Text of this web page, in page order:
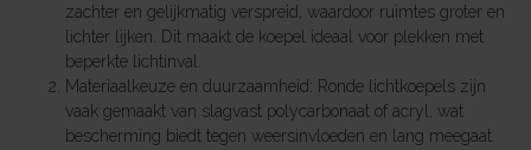
zachter en gelijkmatig verspreid, waardoor ruimtes groter en
lichter lijken. Dit maakt de koepel ideaal voor plekken met
beperkte lichtinval.
Materiaalkeuze en duurzaamheid: Ronde lichtkoepels zijn
vaak gemaakt van slagvast polycarbonaat of acryl, wat
bescherming biedt tegen weersinvloeden en lang meegaat.